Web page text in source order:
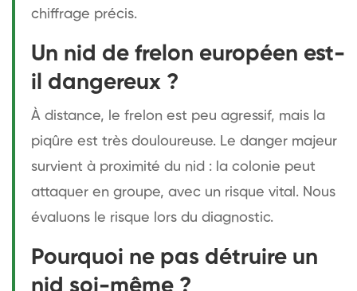
chiffrage précis.
Un nid de frelon européen est-
il dangereux ?
À distance, le frelon est peu agressif, mais la
piqûre est très douloureuse. Le danger majeur
survient à proximité du nid : la colonie peut
attaquer en groupe, avec un risque vital. Nous
évaluons le risque lors du diagnostic.
Pourquoi ne pas détruire un
nid soi-même ?